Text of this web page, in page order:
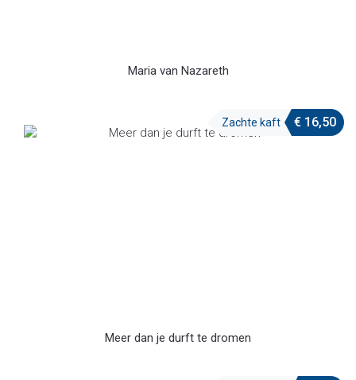
Maria van Nazareth
Meer dan je durft te dromen
Zachte kaft € 16,50